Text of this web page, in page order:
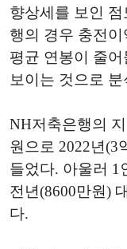
향상세를 보인
행의 경우 충전
평균 연봉이 줄
보이는 것으로 분
NH저축은행의
원으로 2022년(3
들었다. 아울러 1
전년(8600만원)
다.